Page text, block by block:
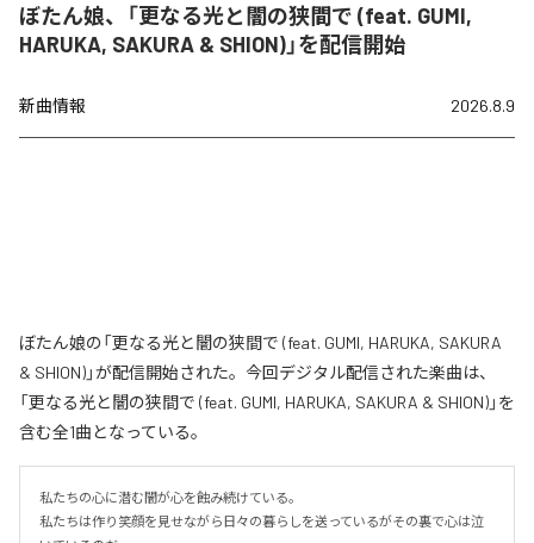
ぼたん娘、「更なる光と闇の狭間で (feat. GUMI,
HARUKA, SAKURA & SHION)」を配信開始
新曲情報 2026.8.9
ぼたん娘の「更なる光と闇の狭間で (feat. GUMI, HARUKA, SAKURA
& SHION)」が配信開始された。今回デジタル配信された楽曲は、
「更なる光と闇の狭間で (feat. GUMI, HARUKA, SAKURA & SHION)」を
含む全1曲となっている。
私たちの心に潜む闇が心を蝕み続けている。
私たちは作り笑顔を見せながら日々の暮らしを送っているがその裏で心は泣